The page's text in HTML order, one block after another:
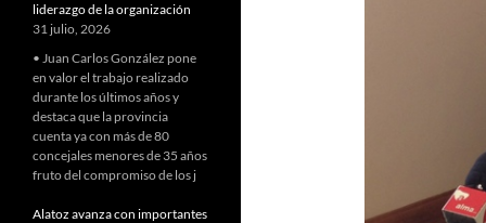
liderazgo de la organización
31 julio, 2026
• Juan Carlos González pone
en valor el trabajo realizado
durante los últimos años y
destaca que la provincia
cuenta ya con más de 80
concejales menores de 35 años
fruto del compromiso de los j
Alatoz avanza con importantes